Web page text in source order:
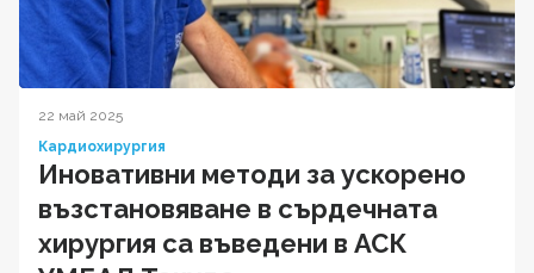
22 май 2025
Кардиохирургия
Иновативни методи за ускорено
възстановяване в сърдечната
хирургия са въведени в АСК